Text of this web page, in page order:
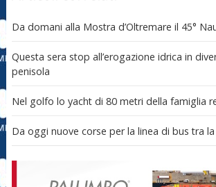
Da domani alla Mostra d’Oltremare il 45°
Questa sera stop all’erogazione idrica in
penisola
Nel golfo lo yacht di 80 metri della famiglia
Da oggi nuove corse per la linea di bus tra